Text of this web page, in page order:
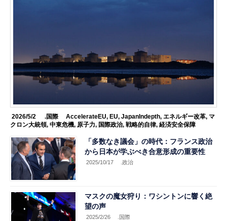
2026/5/2 .国際 AccelerateEU, EU, JapanIndepth, エネルギー改革, マ
クロン大統領,中東危機, 原子力, 国際政治,戦略的自律,経済安全保障
「多数なき議会」の時代：フランス政治
から日本が学ぶべき合意形成の重要性
2025/10/17 .政治
マスクの魔女狩り：ワシントンに響く絶
望の声
2025/2/26 .国際